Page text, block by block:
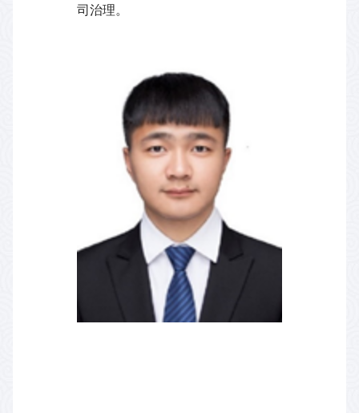
司治理。